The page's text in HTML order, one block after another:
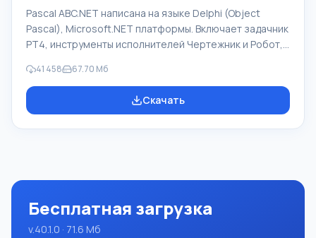
Pascal ABC.NET написана на языке Delphi (Object
Pascal), Microsoft.NET платформы. Включает задачник
PT4, инструменты исполнителей Чертежник и Робот,
изучении программирования. Основное назначение
систем программирования Pascal ABC.NET изучение и
обучение языкам современного программирования.
41 458 67.70 Мб
Скачать
Бесплатная загрузка
v.40.1.0 · 71.6 Мб